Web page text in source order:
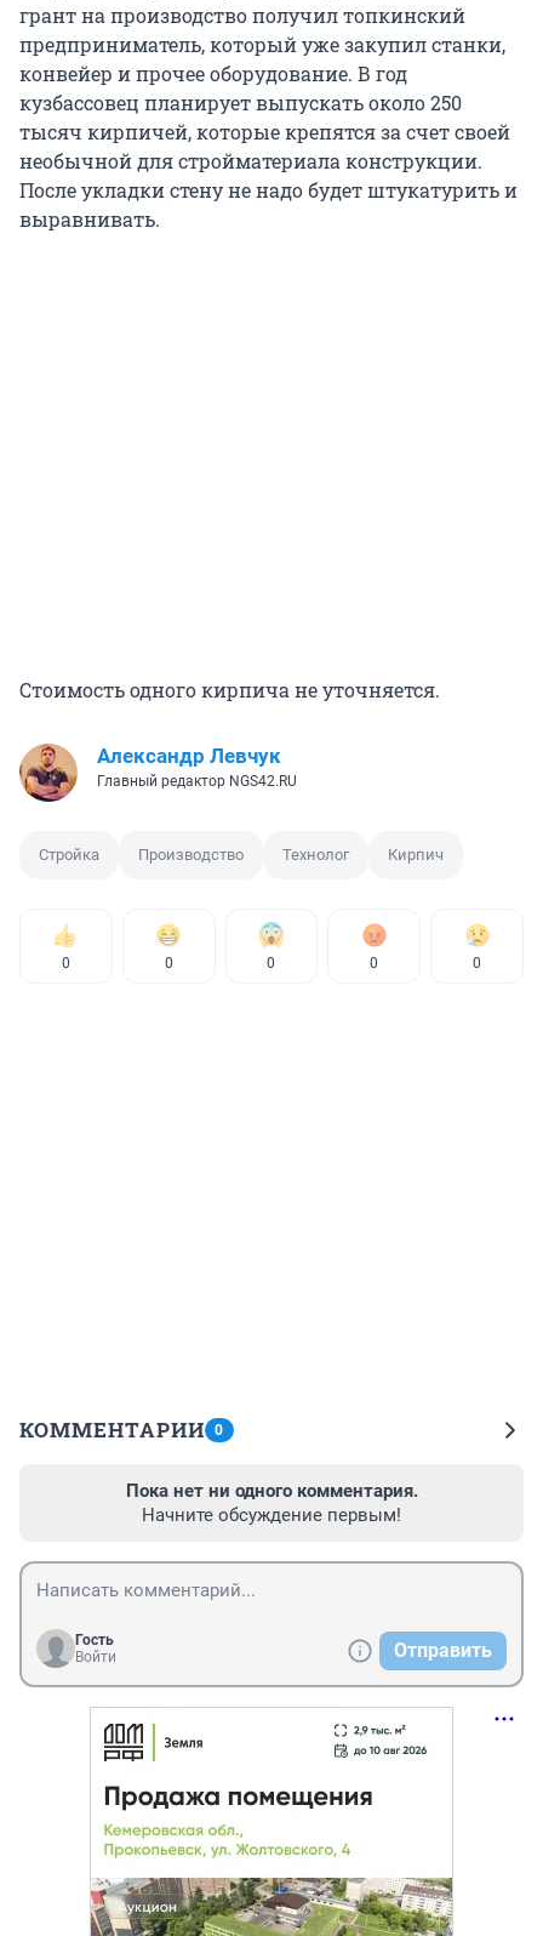
грант на производство получил топкинский
предприниматель, который уже закупил станки,
конвейер и прочее оборудование. В год
кузбассовец планирует выпускать около 250
тысяч кирпичей, которые крепятся за счет своей
необычной для стройматериала конструкции.
После укладки стену не надо будет штукатурить и
выравнивать.
Стоимость одного кирпича не уточняется.
Александр Левчук
Главный редактор NGS42.RU
Стройка Производство Технолог Кирпич
0 0 0 0 0
КОММЕНТАРИИ 0
Пока нет ни одного комментария.
Начните обсуждение первым!
Гость
Войти
Отправить